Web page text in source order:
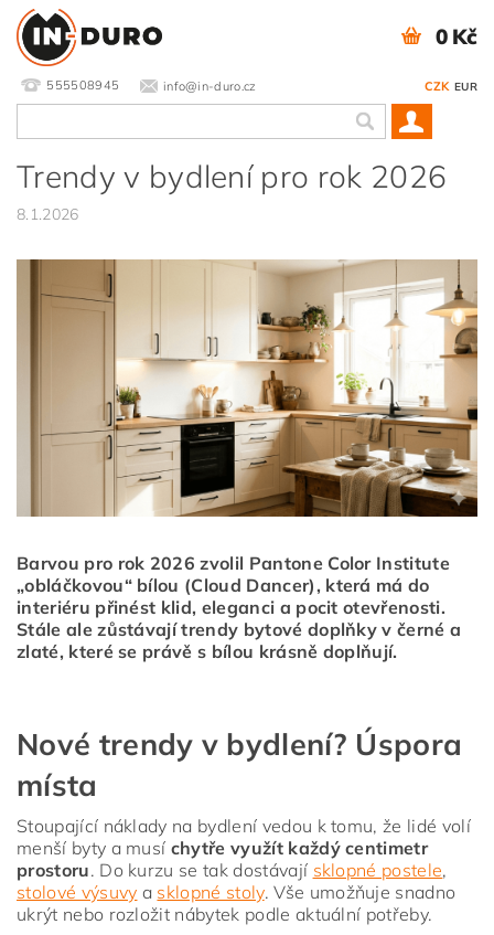
555508945 info@in-duro.cz CZK EUR
0 Kč
Trendy v bydlení pro rok 2026
8.1.2026
Barvou pro rok 2026 zvolil Pantone Color Institute
„obláčkovou“ bílou (Cloud Dancer), která má do
interiéru přinést klid, eleganci a pocit otevřenosti.
Stále ale zůstávají trendy bytové doplňky v černé a
zlaté, které se právě s bílou krásně doplňují.
Nové trendy v bydlení? Úspora
místa
Stoupající náklady na bydlení vedou k tomu, že lidé volí
menší byty a musí chytře využít každý centimetr
prostoru. Do kurzu se tak dostávají sklopné postele,
stolové výsuvy a sklopné stoly. Vše umožňuje snadno
ukrýt nebo rozložit nábytek podle aktuální potřeby.